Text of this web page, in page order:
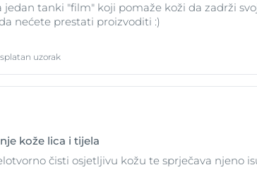
jedan tanki "film" koji pomaže koži da zadrži
nećete prestati proizvoditi :)
uzorak
kože lica i tijela
čisti osjetljivu kožu te sprječava njeno